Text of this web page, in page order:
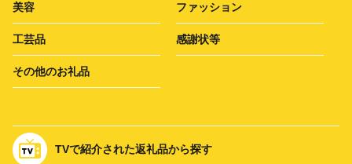
美容 ファッション
工芸品 感謝状等
その他のお礼品
TVで紹介された返礼品から探す